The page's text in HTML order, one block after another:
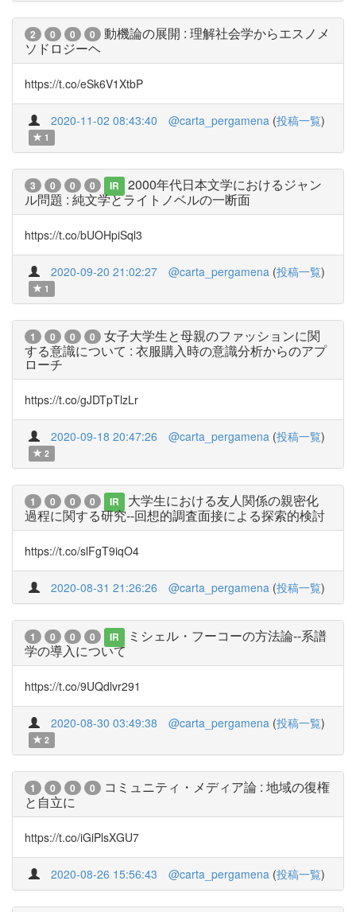
2 0 0 0
動機論の展開 : 理解社会学からエスノメ
ソドロジーヘ
https://t.co/eSk6V1XtbP
2020-11-02 08:43:40 @carta_pergamena (投稿一覧)
1
3 0 0 0 IR
2000年代日本文学におけるジャン
ル問題 : 純文学とライトノベルの一断面
https://t.co/bUOHpiSql3
2020-09-20 21:02:27 @carta_pergamena (投稿一覧)
1
1 0 0 0
女子大学生と母親のファッションに関
する意識について : 衣服購入時の意識分析からのアプ
ローチ
https://t.co/gJDTpTlzLr
2020-09-18 20:47:26 @carta_pergamena (投稿一覧)
2
1 0 0 0 IR
大学生における友人関係の親密化
過程に関する研究--回想的調査面接による探索的検討
https://t.co/slFgT9iqO4
2020-08-31 21:26:26 @carta_pergamena (投稿一覧)
1 0 0 0 IR
ミシェル・フーコーの方法論--系譜
学の導入について
https://t.co/9UQdlvr291
2020-08-30 03:49:38 @carta_pergamena (投稿一覧)
2
1 0 0 0
コミュニティ・メディア論 : 地域の復権
と自立に
https://t.co/iGiPlsXGU7
2020-08-26 15:56:43 @carta_pergamena (投稿一覧)